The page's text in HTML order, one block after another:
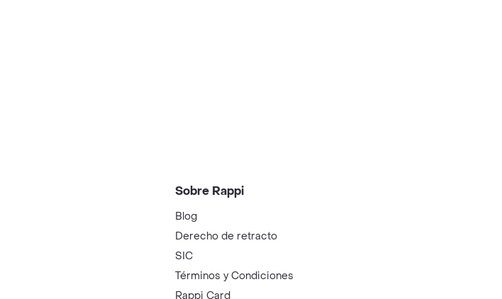
Sobre Rappi
Blog
Derecho de retracto
SIC
Términos y Condiciones
Rappi Card